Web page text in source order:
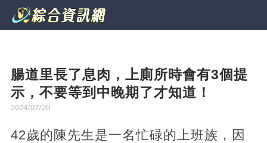
腸道里長了息肉，上廁所時會有3個提
示，不要等到中晚期了才知道！
2024/07/20
42歲的陳先生是一名忙碌的上班族，因